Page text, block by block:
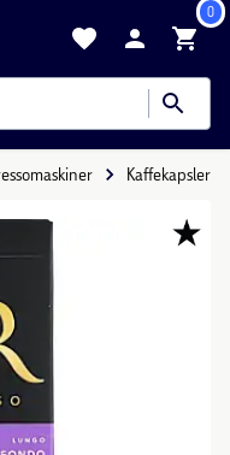
0
Kaffekapsler